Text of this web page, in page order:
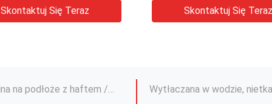
Skontaktuj Się Teraz